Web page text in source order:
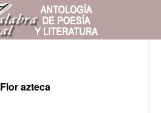
Flor azteca